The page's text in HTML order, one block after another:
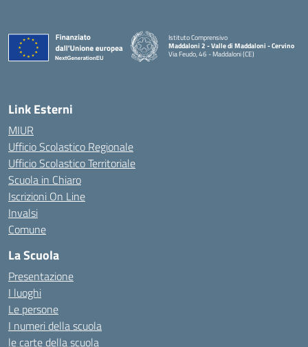
Istituto Comprensivo
Maddaloni 2 - Valle di Maddaloni - Cervino
Via Feudo, 46 - Maddaloni (CE)
Link Esterni
MIUR
Ufficio Scolastico Regionale
Ufficio Scolastico Territoriale
Scuola in Chiaro
Iscrizioni On Line
Invalsi
Comune
La Scuola
Presentazione
I luoghi
Le persone
I numeri della scuola
le carte della scuola